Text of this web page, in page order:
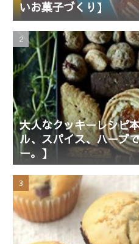
いお菓子づくり】
大人なクッキーレシピ
ル、スパイス、ハーブ
ー。】